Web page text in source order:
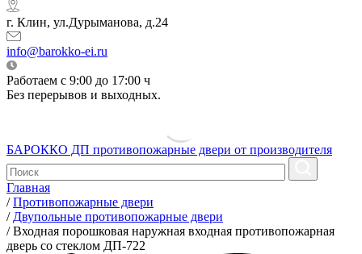
г. Клин, ул.Дурыманова, д.24
info@barokko-ei.ru
Работаем с 9:00 до 17:00 ч
Без перерывов и выходных.
БАРОККО ДП противопожарные двери от производителя
Главная
/ Противопожарные двери
/ Двупольные противопожарные двери
/ Входная порошковая наружная входная противопожарная
дверь со стеклом ДП-722